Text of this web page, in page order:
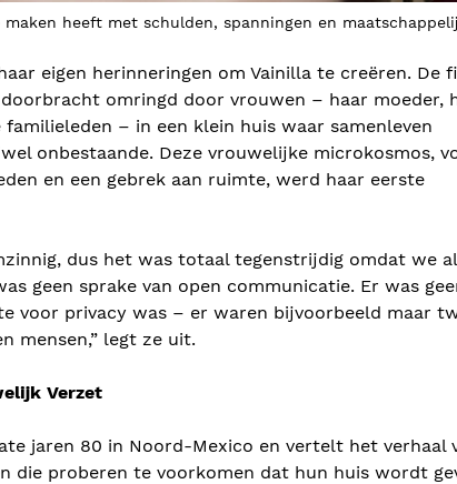
heeft met schulden, spanningen en
eigen herinneringen om Vainilla te creëren. De
omringd door vrouwen – haar moeder,
– in een klein huis waar samenleven
onbestaande. Deze vrouwelijke microkosmos,
en een gebrek aan ruimte, werd haar eerste
dus het was totaal tegenstrijdig omdat we
geen sprake van open communicatie. Er was
voor privacy was – er waren bijvoorbeeld maar
mensen,” legt ze uit.
Verzet
jaren 80 in Noord-Mexico en vertelt het verhaal
die proberen te voorkomen dat hun huis wordt